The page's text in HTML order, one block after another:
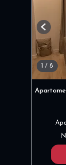
1 / 8
Previous